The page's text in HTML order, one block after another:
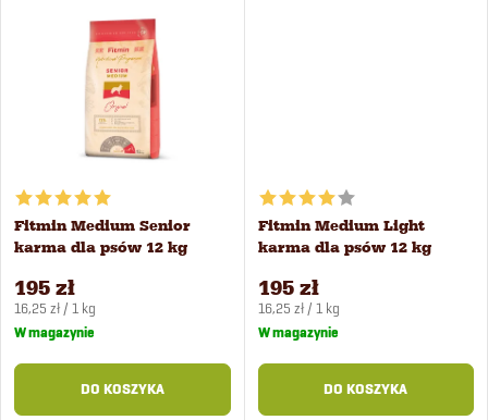
k
t
ó
w
Fitmin Medium Senior
karma dla psów 12 kg
195 zł
Cena
jednostkowa:
16,25 zł / 1 kg
W magazynie
DO KOSZYKA
Fitmin Medium Light
karma dla psów 12 kg
195 zł
Cena
jednostkowa:
16,25 zł / 1 kg
W magazynie
DO KOSZYKA